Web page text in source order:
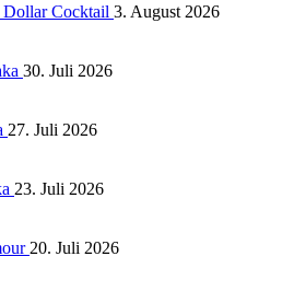
Cocktail 3. August 2026
30. Juli 2026
27. Juli 2026
23. Juli 2026
20. Juli 2026